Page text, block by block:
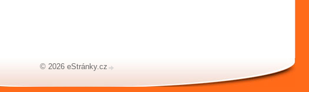
© 2026 eStránky.cz